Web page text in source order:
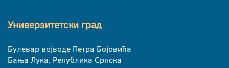
Универзитетски град
Булевар војводе Петра Бојовића
Бања Лука, Република Српска